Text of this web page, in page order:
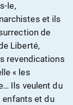
le,
et ils
de
Liberté,
revendications
« les
Ils veulent du
enfants et du